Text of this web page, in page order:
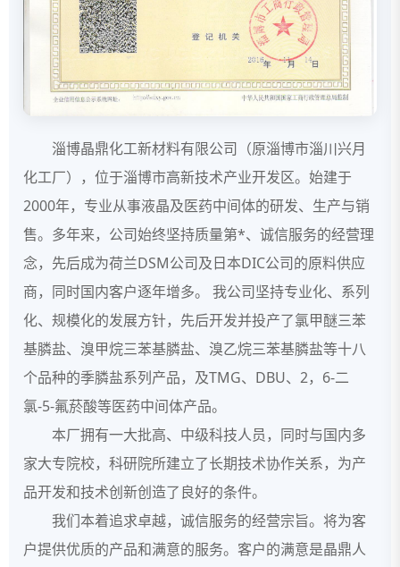
淄博晶鼎化工新材料有限公司（原淄博市淄川兴月
化工厂），位于淄博市高新技术产业开发区。始建于
2000年，专业从事液晶及医药中间体的研发、生产与销
售。多年来，公司始终坚持质量第*、诚信服务的经营理
念，先后成为荷兰DSM公司及日本DIC公司的原料供应
商，同时国内客户逐年增多。 我公司坚持专业化、系列
化、规模化的发展方针，先后开发并投产了氯甲醚三苯
基膦盐、溴甲烷三苯基膦盐、溴乙烷三苯基膦盐等十八
个品种的季膦盐系列产品，及TMG、DBU、2，6-二
氯-5-氟菸酸等医药中间体产品。
本厂拥有一大批高、中级科技人员，同时与国内多
家大专院校，科研院所建立了长期技术协作关系，为产
品开发和技术创新创造了良好的条件。
我们本着追求卓越，诚信服务的经营宗旨。将为客
户提供优质的产品和满意的服务。客户的满意是晶鼎人